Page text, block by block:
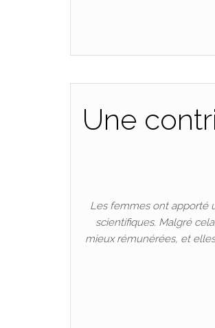
Une
Les femmes ont apporté
scientifiques. Malgré
mieux rémunérées, et